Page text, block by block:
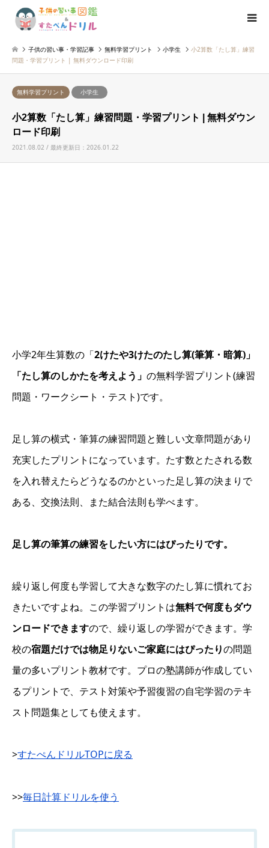
子供の習い事・学習記事 無料学習プリント 小学生
小2算数「たし算」練習
問題・学習プリント | 無料ダウンロード印刷
無料学習プリント 小学生
小2算数「たし算」練習問題・学習プリント | 無料ダウン
ロード印刷
2021.08.02 / 最終更新日：2026.01.22
小学2年生算数の「2けたや3けたのたし算(筆算・暗算)」
「たし算のしかたを考えよう」 の無料学習プリント(練習
問題・ワークシート・テスト)です。
足し算の横式・筆算の練習問題と難しい文章問題があり
充実したプリントになっています。たす数とたされる数
を入れ替えたらどうなるのかといった足し算の決まりで
ある、交換法則、また結合法則も学べます。
足し算の筆算の練習をしたい方にはぴったりです。
繰り返し何度も学習して大きな数字のたし算に慣れてお
きたいですよね。この学習プリントは無料で何度もダウ
ンロードできますので、繰り返しの学習ができます。学
校の宿題だけでは物足りないご家庭にはぴったりの問題
量の多いプリント教材です。プロの塾講師が作成してい
るプリントで、テスト対策や予習復習の自宅学習のテキ
スト問題集としても使えます。
>すたぺんドリルTOPに戻る
>>毎日計算ドリルを使う